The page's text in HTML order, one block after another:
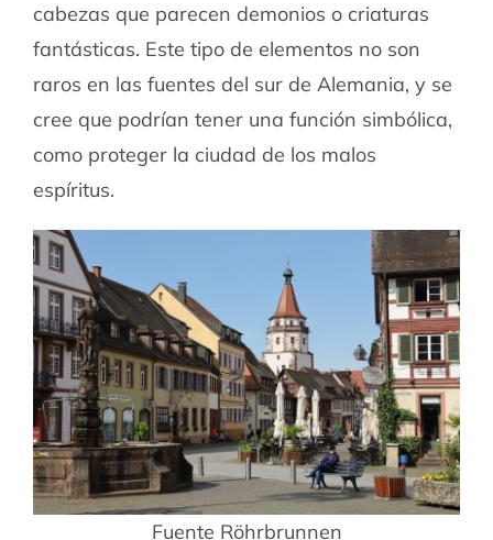
cabezas que parecen demonios o criaturas
fantásticas. Este tipo de elementos no son
raros en las fuentes del sur de Alemania, y se
cree que podrían tener una función simbólica,
como proteger la ciudad de los malos
espíritus.
Fuente Röhrbrunnen